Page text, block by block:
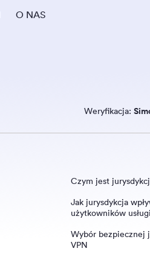
O NAS
Weryfikacja:
Czym jest
Jak jurysdykcja
użytkowników
Wybór bezpiecznej
VPN